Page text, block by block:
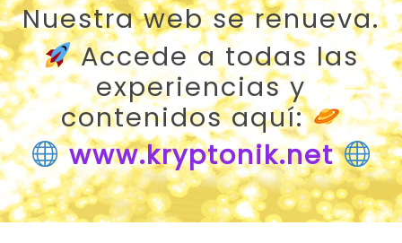
Nuestra web se renueva.
Accede a todas las
experiencias y
contenidos aquí:
www.kryptonik.net